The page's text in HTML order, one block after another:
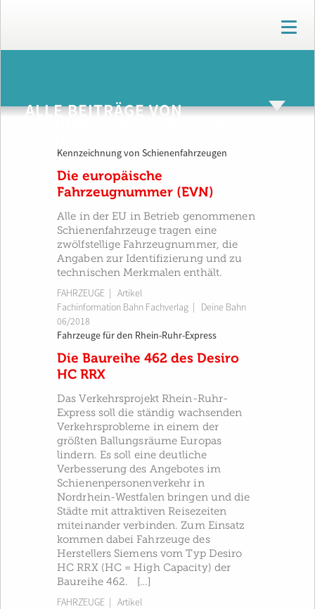
T
o
g
n
ALLE BEITRÄGE VON
Kennzeichnung von Schienenfahrzeugen
Die europäische
Fahrzeugnummer (EVN)
Alle in der EU in Betrieb genommenen
Schienenfahrzeuge tragen eine
zwölfstellige Fahrzeugnummer, die
Angaben zur Identifizierung und zu
technischen Merkmalen enthält.
FAHRZEUGE | Artikel
Fachinformation Bahn Fachverlag
Deine Bahn
06/2018
Fahrzeuge für den Rhein-Ruhr-Express
Die Baureihe 462 des Desiro
HC RRX
Das Verkehrsprojekt Rhein-Ruhr-
Express soll die ständig wachsenden
Verkehrsprobleme in einem der
größten Ballungsräume Europas
lindern. Es soll eine deutliche
Verbesserung des Angebotes im
Schienenpersonenverkehr in
Nordrhein-Westfalen bringen und die
Städte mit attraktiven Reisezeiten
miteinander verbinden. Zum Einsatz
kommen dabei Fahrzeuge des
Herstellers Siemens vom Typ Desiro
HC RRX (HC = High Capacity) der
Baureihe 462. […]
FAHRZEUGE | Artikel